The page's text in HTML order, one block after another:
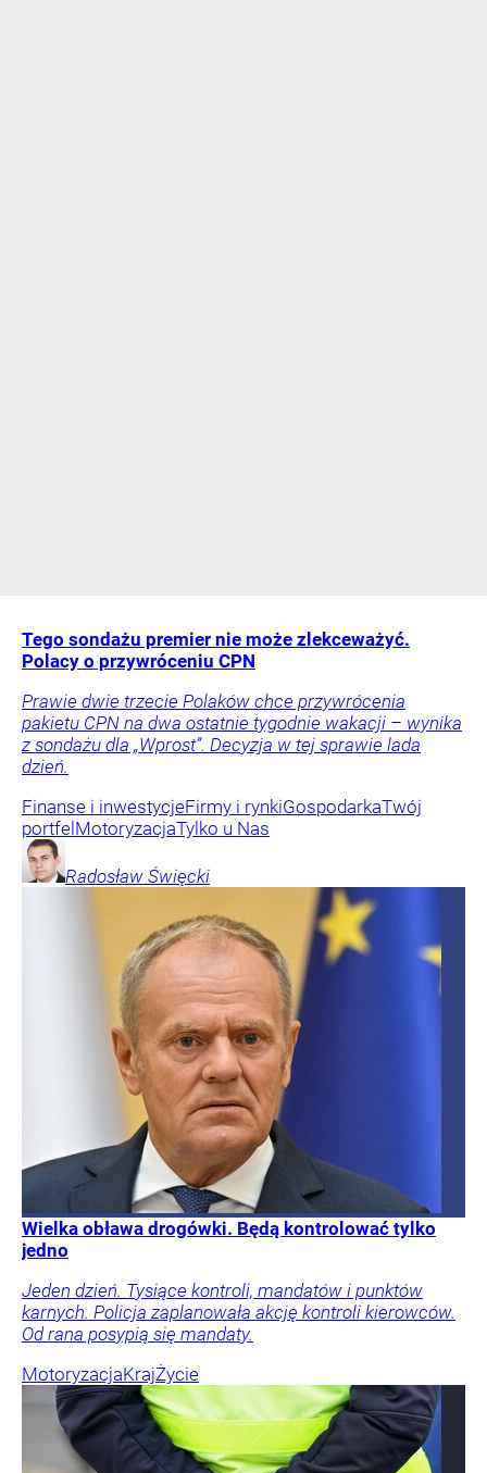
Tego sondażu premier nie może zlekceważyć.
Polacy o przywróceniu CPN
Prawie dwie trzecie Polaków chce przywrócenia
pakietu CPN na dwa ostatnie tygodnie wakacji – wynika
z sondażu dla „Wprost”. Decyzja w tej sprawie lada
dzień.
Finanse i inwestycjeFirmy i rynkiGospodarkaTwój
portfel MotoryzacjaTylko u Nas
Radosław Święcki
Wielka obława drogówki. Będą kontrolować tylko
jedno
Jeden dzień. Tysiące kontroli, mandatów i punktów
karnych. Policja zaplanowała akcję kontroli kierowców.
Od rana posypią się mandaty.
MotoryzacjaKrajŻycie